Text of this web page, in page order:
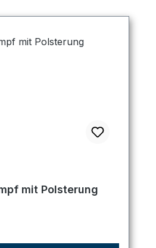
Bewertung von 5 von 5 Sternen
mit Polsterung